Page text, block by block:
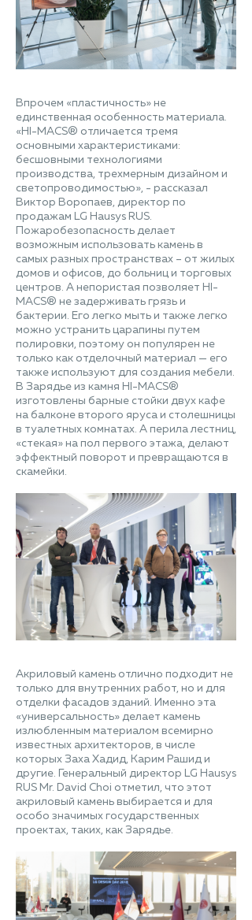
Впрочем «пластичность» не
единственная особенность материала.
«HI-MACS® отличается тремя
основными характеристиками:
бесшовными технологиями
производства, трехмерным дизайном и
светопроводимостью», - рассказал
Виктор Воропаев, директор по
продажам LG Hausys RUS.
Пожаробезопасность делает
возможным использовать камень в
самых разных пространствах – от жилых
домов и офисов, до больниц и торговых
центров. А непористая позволяет HI-
MACS® не задерживать грязь и
бактерии. Его легко мыть и также легко
можно устранить царапины путем
полировки, поэтому он популярен не
только как отделочный материал — его
также используют для создания мебели.
В Зарядье из камня HI-MACS®
изготовлены барные стойки двух кафе
на балконе второго яруса и столешницы
в туалетных комнатах. А перила лестниц,
«стекая» на пол первого этажа, делают
эффектный поворот и превращаются в
скамейки.
Акриловый камень отлично подходит не
только для внутренних работ, но и для
отделки фасадов зданий. Именно эта
«универсальность» делает камень
излюбленным материалом всемирно
известных архитекторов, в числе
которых Заха Хадид, Карим Рашид и
другие. Генеральный директор LG Hausys
RUS Mr. David Choi отметил, что этот
акриловый камень выбирается и для
особо значимых государственных
проектах, таких, как Зарядье.